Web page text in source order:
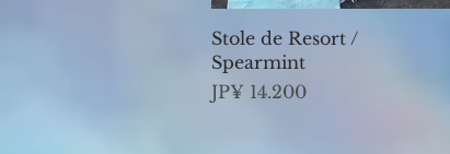
Visualização rápida
Stole de Resort /
Spearmint
Preço
JP¥ 14.200